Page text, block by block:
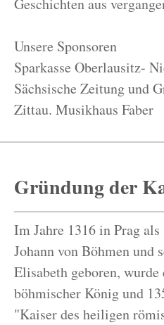
Unsere Sponsoren
Sparkasse Oberlausitz-
Sächsische Zeitung und
Zittau. Musikhaus Faber
Gründung der
Im Jahre 1316 in Prag als
Johann von Böhmen und
Elisabeth geboren, wurde
böhmischer König und
"Kaiser des heiligen